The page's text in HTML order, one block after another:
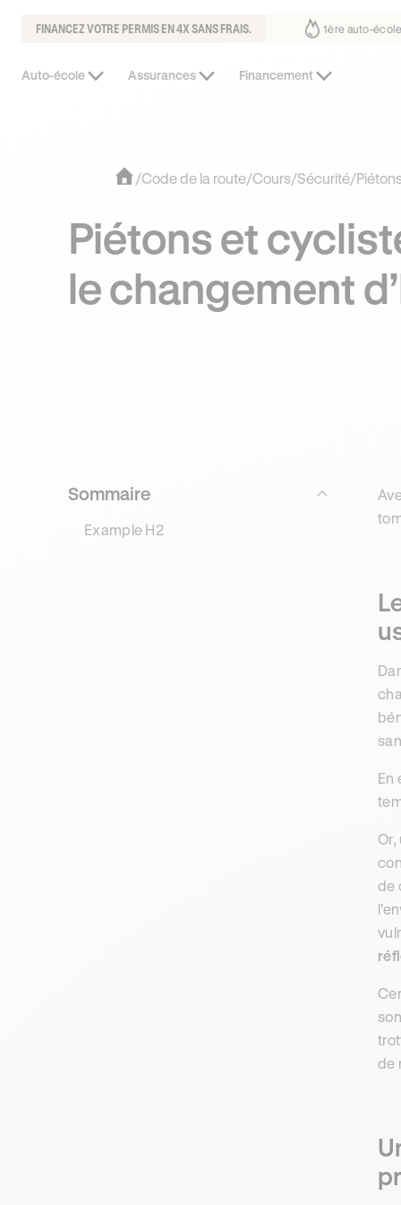
FINANCEZ VOTRE PERMIS EN 4X SANS FRAIS.
fait déjà confiance 30% moins chère que l’auto-école de votre
Auto-école Assurances Financement
/Code de la route/Cours/Sécurité/
Piétons et
le changement
Sommaire
Example H2
En
Or,
de
de